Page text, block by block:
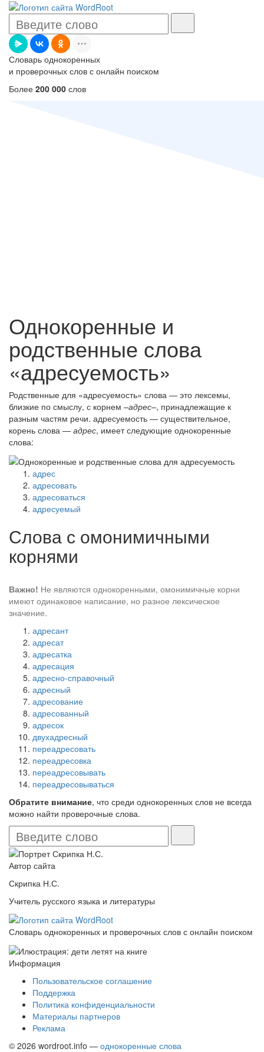
Словарь однокоренных
и проверочных слов с онлайн поиском
Более 200 000 слов
Однокоренные и
родственные слова
«адресуемость»
Родственные для «адресуемость» слова — это лексемы,
близкие по смыслу, с корнем –адрес–, принадлежащие к
разным частям речи. адресуемость — существительное,
корень слова — адрес, имеет следующие однокоренные
слова:
адрес
адресовать
адресоваться
адресуемый
Слова с омонимичными
корнями
Важно! Не являются однокоренными, омонимичные корни
имеют одинаковое написание, но разное лексическое
значение.
адресант
адресат
адресатка
адресация
адресно-справочный
адресный
адресование
адресованный
адресок
двухадресный
переадресовать
переадресовка
переадресовывать
переадресовываться
Обратите внимание, что среди однокоренных слов не всегда
можно найти проверочные слова.
Автор сайта
Скрипка Н.С.
Учитель русского языка и литературы
Словарь однокоренных и проверочных слов с онлайн поиском
Информация
Пользовательское соглашение
Поддержка
Политика конфиденциальности
Материалы партнеров
Реклама
© 2026 wordroot.info — однокоренные слова